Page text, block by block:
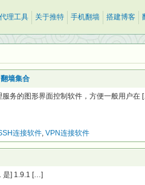
代理工具 关于推特 手机翻墙 搭建博客
墙集合
务的图形界面控制软件，方便一般用户在
连接软件, VPN连接软件
是] 1.9.1 […]